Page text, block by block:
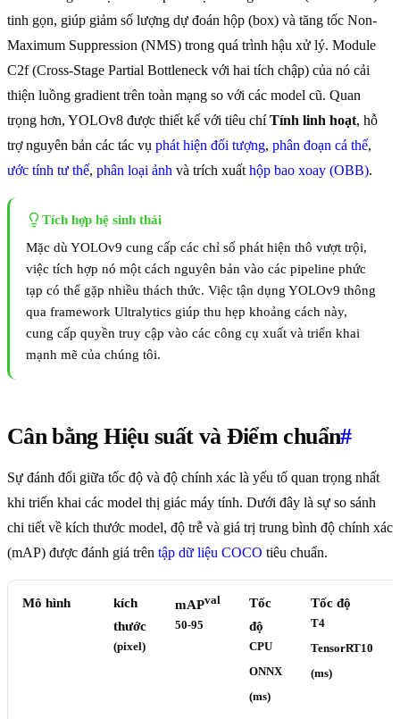
tinh gọn, giúp giảm số lượng dự đoán hộp (box) và tăng tốc Non-
Maximum Suppression (NMS) trong quá trình hậu xử lý. Module
C2f (Cross-Stage Partial Bottleneck với hai tích chập) của nó cải
thiện luồng gradient trên toàn mạng so với các model cũ. Quan
trọng hơn, YOLOv8 được thiết kế với tiêu chíTính linh hoạt, hỗ
trợ nguyên bản các tác vụ phát hiện đối tượng, phân đoạn cá thể,
ước tính tư thế, phân loại ảnh và trích xuất hộp bao xoay (OBB).
Tích hợp hệ sinh thái
Mặc dù YOLOv9 cung cấp các chỉ số phát hiện thô vượt trội,
việc tích hợp nó một cách nguyên bản vào các pipeline phức
tạp có thể gặp nhiều thách thức. Việc tận dụng YOLOv9 thông
qua framework Ultralytics giúp thu hẹp khoảng cách này,
cung cấp quyền truy cập vào các công cụ xuất và triển khai
mạnh mẽ của chúng tôi.
Cân bằng Hiệu suất và Điểm chuẩn#
Sự đánh đổi giữa tốc độ và độ chính xác là yếu tố quan trọng nhất
khi triển khai các model thị giác máy tính. Dưới đây là sự so sánh
chi tiết về kích thước model, độ trễ và giá trị trung bình độ chính xác
(mAP) được đánh giá trên tập dữ liệu COCO tiêu chuẩn.
Mô hình
kích
thước
(pixel)
mAPval
50-95
Tốc
độ
CPU
ONNX
(ms)
Tốc độ
T4
TensorRT10
(ms)